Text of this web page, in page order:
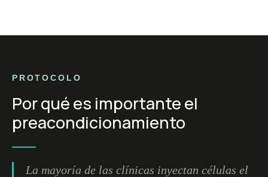
PROTOCOLO
Por qué es importante el
preacondicionamiento
La mayoría de las clínicas inyectan células el